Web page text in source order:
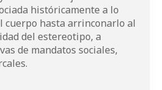
históricamente a lo
cuerpo hasta arrinconarlo al
del estereotipo, a
de mandatos sociales,